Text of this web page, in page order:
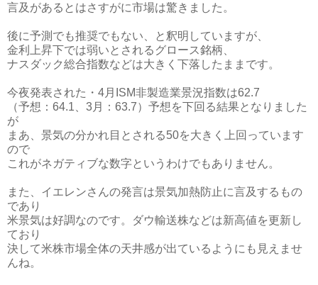
言及があるとはさすがに市場は驚きました。
後に予測でも推奨でもない、と釈明していますが、
金利上昇下では弱いとされるグロース銘柄、
ナスダック総合指数などは大きく下落したままです。
今夜発表された・4月ISM非製造業景況指数は62.7
（予想：64.1、3月：63.7）予想を下回る結果となりました
が
まあ、景気の分かれ目とされる50を大きく上回っています
ので
これがネガティブな数字というわけでもありません。
また、イエレンさんの発言は景気加熱防止に言及するもの
であり
米景気は好調なのです。ダウ輸送株などは新高値を更新し
ており
決して米株市場全体の天井感が出ているようにも見えませ
んね。